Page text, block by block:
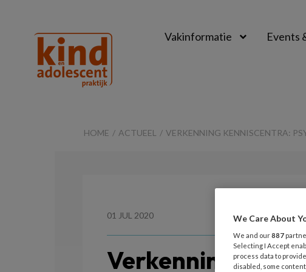
&
Vakinformatie Events
HOME ACTUEEL VERKENNING KENNISCENTRA:
01 JUL 2020
Verkenning
We Care About
We and our887
Selecting I Accept
process data to
disabled, some